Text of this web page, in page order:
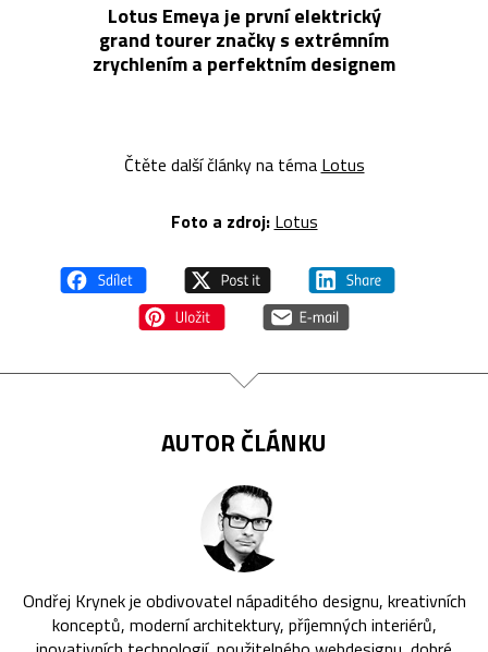
Lotus Emeya je první elektrický
grand tourer značky s extrémním
zrychlením a perfektním designem
Čtěte další články na téma Lotus
Foto a zdroj: Lotus
AUTOR ČLÁNKU
Ondřej Krynek je obdivovatel nápaditého designu, kreativních
konceptů, moderní architektury, příjemných interiérů,